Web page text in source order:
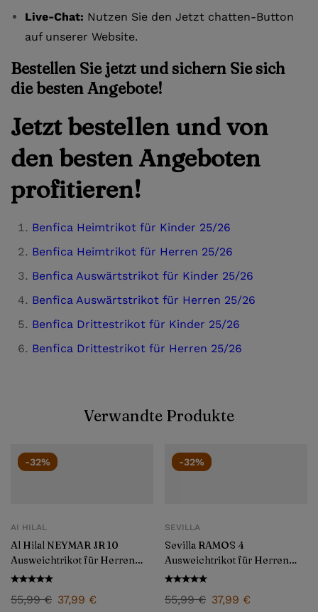
Live-Chat: Nutzen Sie den Jetzt chatten-Button
auf unserer Website.
Bestellen Sie jetzt und sichern Sie sich
die besten Angebote!
Jetzt bestellen und von
den besten Angeboten
profitieren!
Benfica Heimtrikot für Kinder 25/26
Benfica Heimtrikot für Herren 25/26
Benfica Auswärtstrikot für Kinder 25/26
Benfica Auswärtstrikot für Herren 25/26
Benfica Drittestrikot für Kinder 25/26
Benfica Drittestrikot für Herren 25/26
Verwandte Produkte
-32%
AI HILAL
Al Hilal NEYMAR JR 10
Ausweichtrikot für Herren
2024/25
55,99€ 37,99 €
-32%
SEVILLA
Sevilla RAMOS 4
Ausweichtrikot für Herren
2024/25
55,99€ 37,99 €